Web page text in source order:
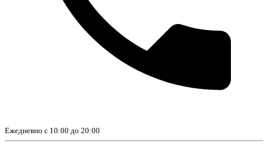
Ежедневно с 10:00 до 20:00